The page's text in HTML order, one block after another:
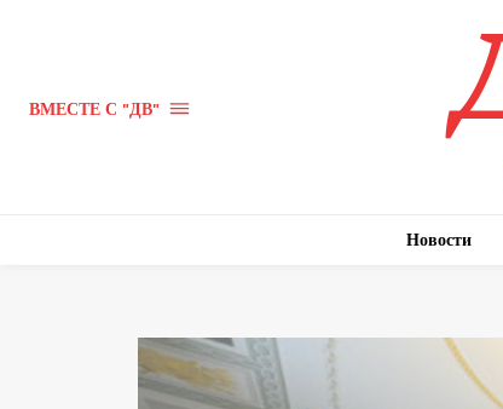
ВМЕСТЕ С "ДВ"
Новости